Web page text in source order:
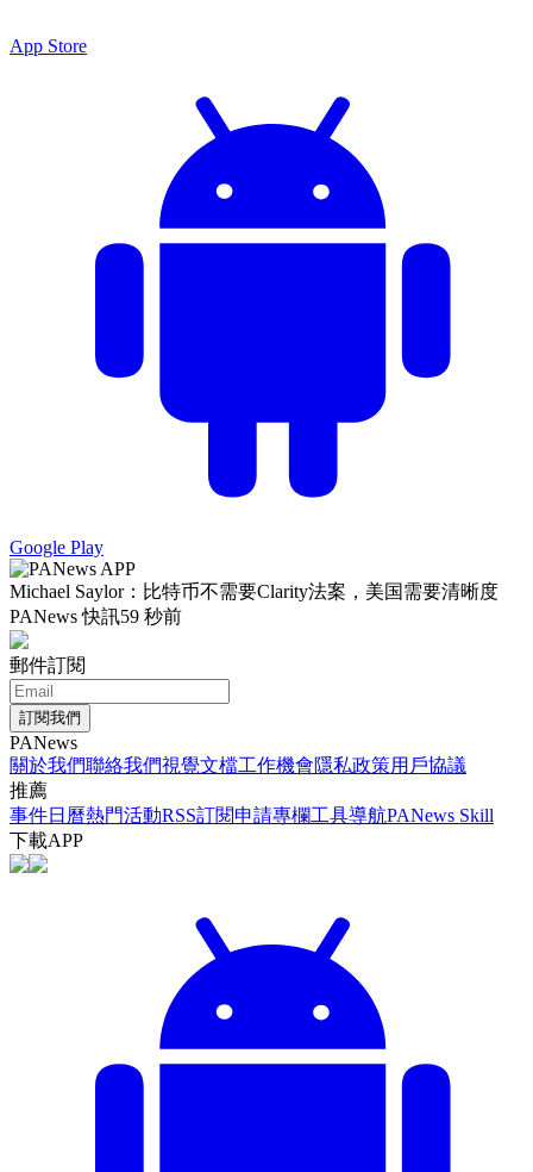
App Store
Google Play
Michael Saylor：比特币不需要Clarity法案，美国需要清晰度
PANews 快訊59 秒前
郵件訂閱
訂閱我們
PANews
關於我們聯絡我們視覺文檔工作機會隱私政策用戶協議
推薦
事件日曆熱門活動RSS訂閱申請專欄工具導航PANews Skill
下載APP